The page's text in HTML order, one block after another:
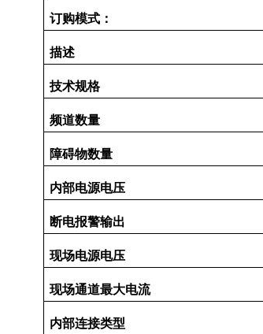
订购模式：
描述
技术规格
频道数量
障碍物数量
内部电源电压
断电报警输出
现场电源电压
现场通道最大电流
内部连接类型